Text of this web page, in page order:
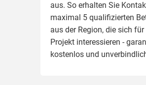
aus. So erhalten Sie
maximal 5 qualifizierten
aus der Region, die sich für
Projekt interessieren -
kostenlos und